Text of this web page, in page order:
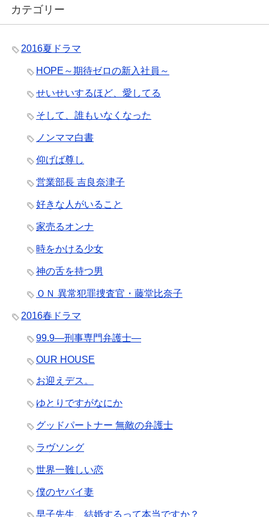
カテゴリー
2016夏ドラマ
HOPE～期待ゼロの新入社員～
せいせいするほど、愛してる
そして、誰もいなくなった
ノンママ白書
仰げば尊し
営業部長 吉良奈津子
好きな人がいること
家売るオンナ
時をかける少女
神の舌を持つ男
ＯＮ 異常犯罪捜査官・藤堂比奈子
2016春ドラマ
99.9―刑事専門弁護士―
OUR HOUSE
お迎えデス。
ゆとりですがなにか
グッドパートナー 無敵の弁護士
ラヴソング
世界一難しい恋
僕のヤバイ妻
早子先生、結婚するって本当ですか？